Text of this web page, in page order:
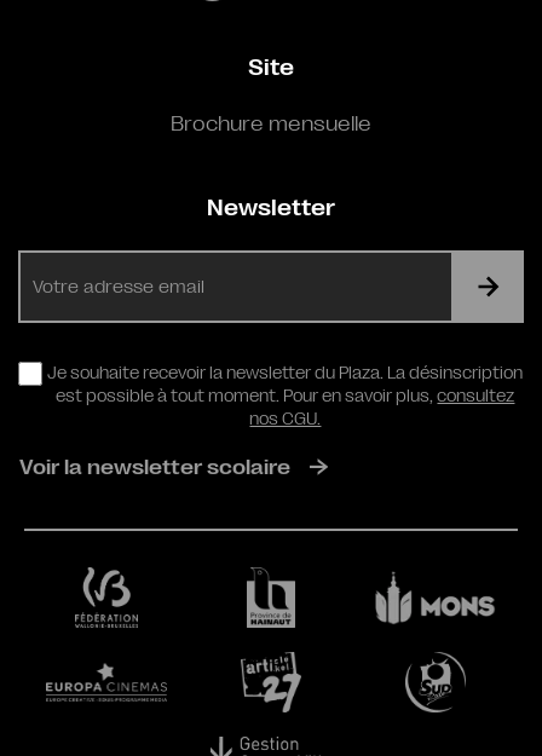
Site
Brochure mensuelle
Newsletter
RGPD
Je souhaite recevoir la newsletter du Plaza. La désinscription
est possible à tout moment. Pour en savoir plus,consultez
nos CGU.
Voir la newsletter scolaire